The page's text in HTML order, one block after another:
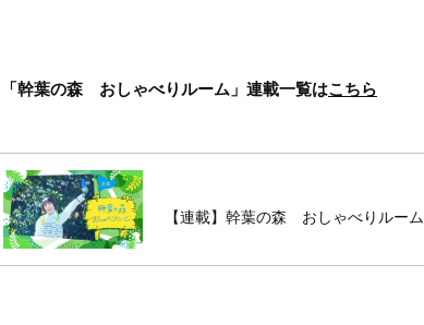
幹葉の森 おしゃべりルーム」連載一覧はこちら
【連載】幹葉の森 おしゃべりルーム